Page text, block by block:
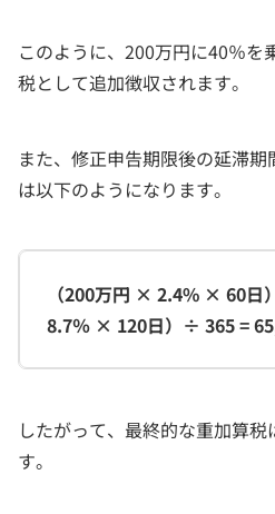
このように、200万円に40％を
税として追加徴収されます。
また、修正申告期限後の延滞
は以下のようになります。
（200万円 × 2.4% × 60
8.7％ × 120日）÷ 365 =
したがって、最終的な重加算
す。